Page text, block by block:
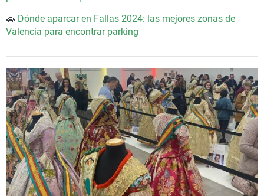
🚗 Dónde aparcar en Fallas 2024: las mejores zonas de
Valencia para encontrar parking